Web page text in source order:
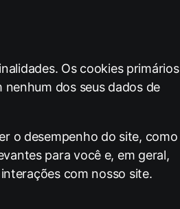
Os cookies primários
dos seus dados de
o desempenho do site, como
para você e, em geral,
com nosso site.